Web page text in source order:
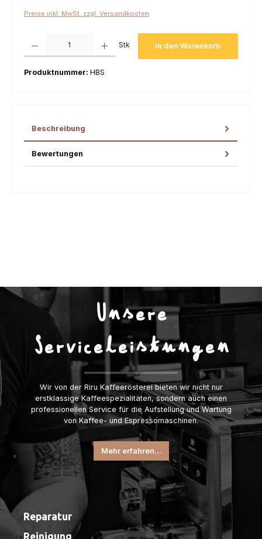
Preise inkl. MwSt. zzgl. Versandkosten
Stk In den Warenkorb
Produktnummer: HBS
Beschreibung
Bewertungen
Unsere
Serviceleistungen
Wir von der Riru Kaffeerösterei bieten wir nicht nur
erstklassige Kaffeespezialitäten, sondern auch einen
professionellen Service für die Aufstellung und Wartung
von Kaffee- und Espressomaschinen.
Mehr erfahren...
Reparatur
Reinigung